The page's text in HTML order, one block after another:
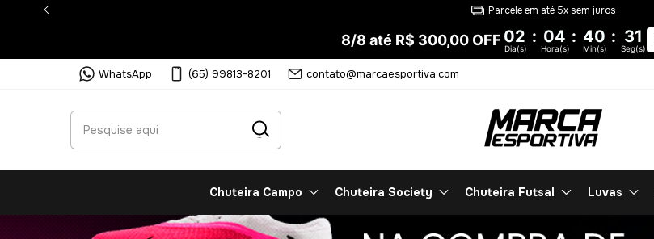
Entrega 100% garantida
8/8 até R$ 300,00 OFF 02 : 04 : 40 : 30
Dia(s) Hora(s) Min(s) Seg(s)
WhatsApp (65) 99813-8201 contato@marcaesportiva.com
Chuteira Campo Chuteira Society Chuteira Futsal Luvas